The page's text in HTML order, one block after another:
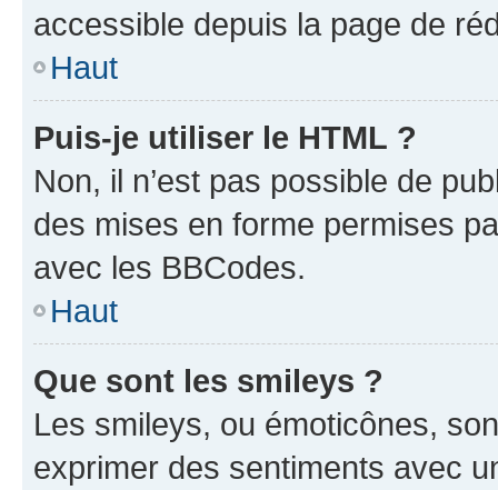
accessible depuis la page de
Haut
Puis-je utiliser le HTML ?
Non, il n’est pas possible de
des mises en forme permises
avec les BBCodes.
Haut
Que sont les smileys ?
Les smileys, ou émoticônes,
exprimer des sentiments avec